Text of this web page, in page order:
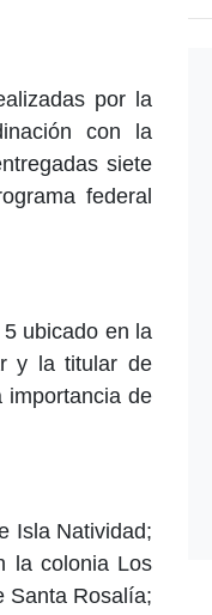
por la
con la
siete
federal
ubicado en la
y la titular de
importancia de
Isla Natividad;
la colonia Los
Santa Rosalía;